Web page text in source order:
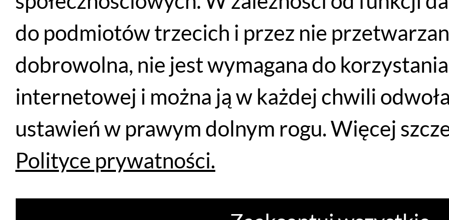
Podobne produkty
WYPRZEDAŻ
do podmiotów trzecich i przez nie
dobrowolna, nie jest wymagana do
internetowej i można ją w każdej chwili
ustawień w prawym dolnym rogu. Więcej
Polityce prywatności.